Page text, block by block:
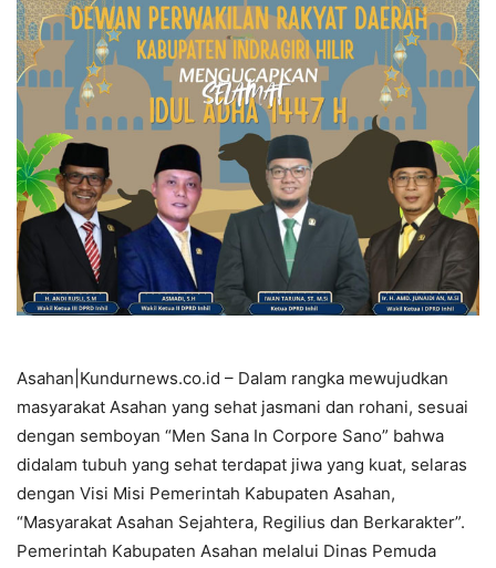
Asahan|Kundurnews.co.id – Dalam rangka mewujudkan
masyarakat Asahan yang sehat jasmani dan rohani, sesuai
dengan semboyan “Men Sana In Corpore Sano” bahwa
didalam tubuh yang sehat terdapat jiwa yang kuat, selaras
dengan Visi Misi Pemerintah Kabupaten Asahan,
“Masyarakat Asahan Sejahtera, Regilius dan Berkarakter”.
Pemerintah Kabupaten Asahan melalui Dinas Pemuda